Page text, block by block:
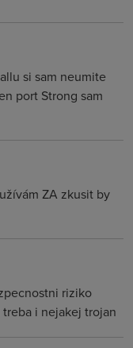
si sam neumite
port Strong sam
ZA zkusit by
riziko
i nejakej trojan